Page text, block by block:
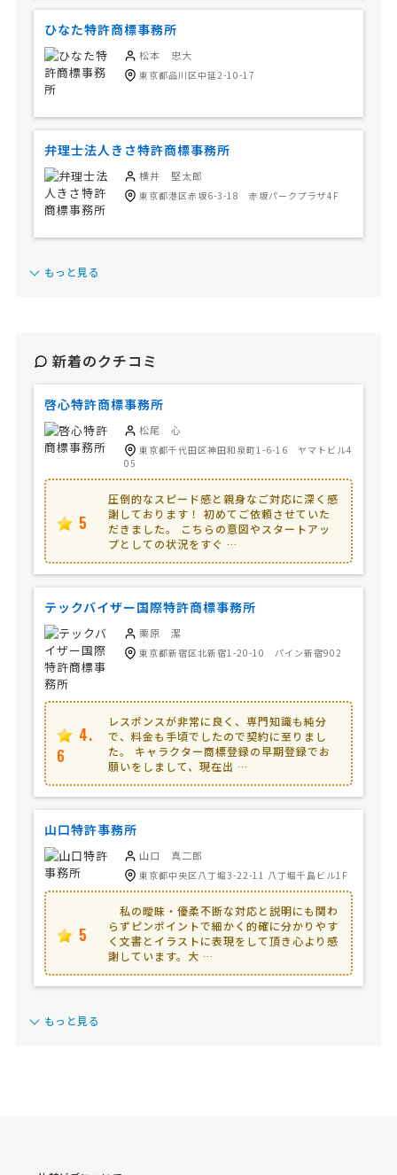
ひなた特許商標事務所
松本 忠大
東京都品川区中延2-10-17
弁理士法人きさ特許商標事務所
横井 堅太郎
東京都港区赤坂6-3-18 赤坂パークプラザ4F
もっと見る
新着のクチコミ
啓心特許商標事務所
松尾 心
東京都千代田区神田和泉町1-6-16 ヤマトビル4
05
5
圧倒的なスピード感と親身なご対応に深く感
謝しております！ 初めてご依頼させていた
だきました。 こちらの意図やスタートアッ
プとしての状況をすぐ …
テックバイザー国際特許商標事務所
栗原 潔
東京都新宿区北新宿1-20-10 パイン新宿902
4.
6
レスポンスが非常に良く、専門知識も純分
で、料金も手頃でしたので契約に至りまし
た。 キャラクター商標登録の早期登録でお
願いをしまして、現在出 …
山口特許事務所
山口 真二郎
東京都中央区八丁堀3-22-11 八丁堀千島ビル1F
5
私の曖昧・優柔不断な対応と説明にも関わ
らずピンポイントで細かく的確に分かりやす
く文書とイラストに表現をして頂き心より感
謝しています。大 …
もっと見る